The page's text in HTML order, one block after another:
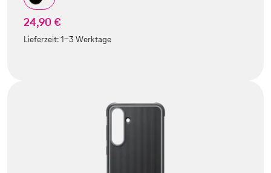
24,90 €
Lieferzeit:1-3 Werktage